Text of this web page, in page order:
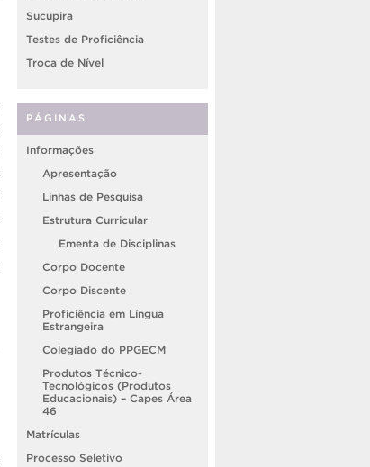
Sucupira
Testes de Proficiência
Troca de Nível
PÁGINAS
Informações
Apresentação
Linhas de Pesquisa
Estrutura Curricular
Ementa de Disciplinas
Corpo Docente
Corpo Discente
Proficiência em Língua
Estrangeira
Colegiado do PPGECM
Produtos Técnico-
Tecnológicos (Produtos
Educacionais) – Capes Área
46
Matrículas
Processo Seletivo